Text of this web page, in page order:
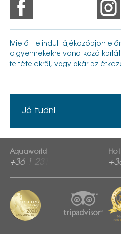
Mielőtt elindul tájékozódjon
a gyermekekre vonatkozó
feltételekről, vagy akár az
Jó tudni
Aquaworld
+36 1 2313 760